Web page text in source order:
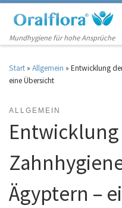
Zum Inhalt springen
Mundhygiene für hohe Ansprüche
Start » Allgemein » Entwicklung
eine Übersicht
ALLGEMEIN
Ägyptern –